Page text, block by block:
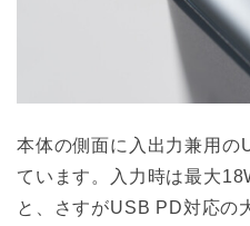
本体の側面に入出力兼用の
ています。入力時は最大
と、さすがUSB PD対応の